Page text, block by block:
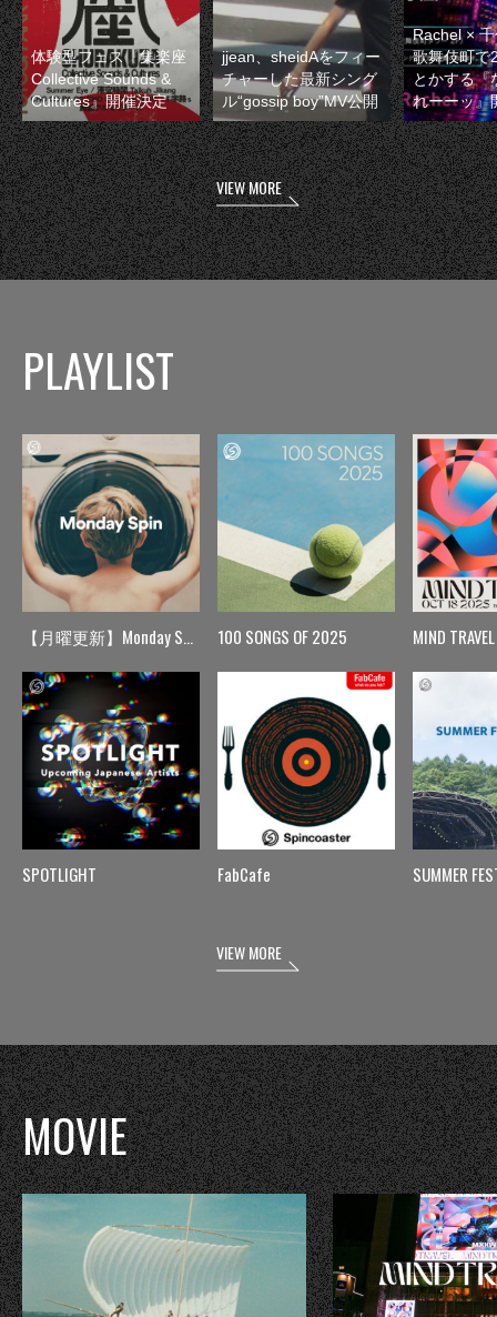
体験型フェス『集楽座
Collective Sounds &
Cultures』開催決定
jjean、sheidAをフィー
チャーした最新シング
ル“gossip boy”MV公開
Rachel ×
歌舞伎町で
とかする『
れーーッ』
VIEW MORE
PLAYLIST
【月曜更新】Monday Spin
SPOTLIGHT
100 SONGS OF 2025
FabCafe
MIND TRAVEL
SUMMER
VIEW MORE
MOVIE